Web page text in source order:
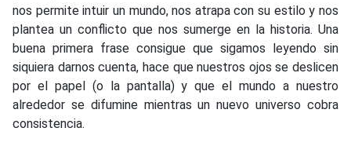
nos permite intuir un mundo, nos atrapa con su estilo y nos
plantea un conflicto que nos sumerge en la historia. Una
buena primera frase consigue que sigamos leyendo sin
siquiera darnos cuenta, hace que nuestros ojos se deslicen
por el papel (o la pantalla) y que el mundo a nuestro
alrededor se difumine mientras un nuevo universo cobra
consistencia.